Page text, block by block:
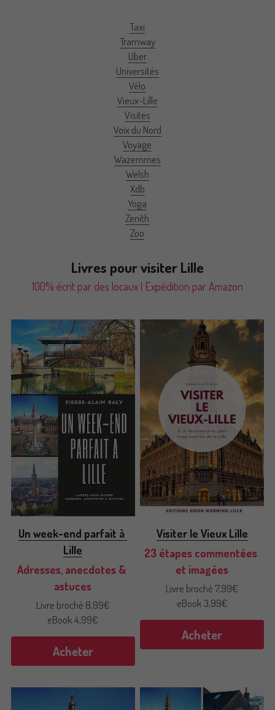
Taxi
Tramway
Uber
Universités
Vélo
Vieux-Lille
Visites
Voix du Nord
Voyage
Wazemmes
Welsh
Xdb
Yoga
Zenith
Zoo
Livres pour visiter Lille
100% écrit par des locaux | Expédition par Amazon
Un week-end parfait à
Lille
Adresses, anecdotes &
astuces
Livre broché 8,99€
eBook 4,99€
Acheter
Visiter le Vieux Lille
23 étapes commentées
et imagées
Livre broché 7,99€
eBook 3,99€
Acheter